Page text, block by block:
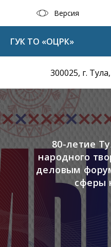
Версия
300025, г.
ГУК ТО «ОЦРК»
80-летие
народного
деловым
сферы